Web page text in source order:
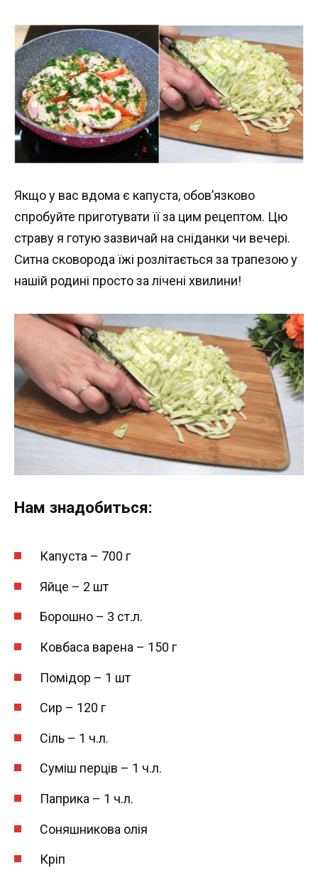
Якщо у вас вдома є капуста, обов’язково
спробуйте приготувати її за цим рецептом. Цю
страву я готую зазвичай на сніданки чи вечері.
Ситна сковорода їжі розлітається за трапезою у
нашій родині просто за лічені хвилини!
Нам знадобиться:
Капуста – 700 г
Яйце – 2 шт
Борошно – 3 ст.л.
Ковбаса варена – 150 г
Помідор – 1 шт
Сир – 120 г
Сіль – 1 ч.л.
Суміш перців – 1 ч.л.
Паприка – 1 ч.л.
Соняшникова олія
Кріп